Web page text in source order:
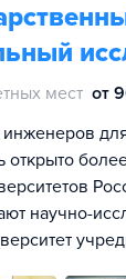
мест от
инженеров
открыто
научно-